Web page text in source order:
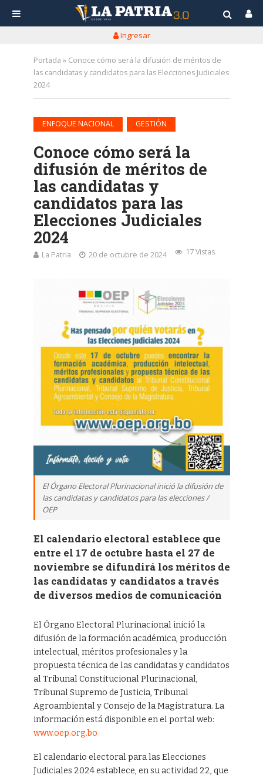
Ingresar
Portada » Conoce cómo será la difusión de méritos de
las candidatas y candidatos para las Elecciones Judiciales
2024
ENFOQUE NACIONAL GESTIÓN
Conoce cómo será la
difusión de méritos de
las candidatas y
candidatos para las
Elecciones Judiciales
2024
La Patria 20 de octubre de 2024 17 Vistas
El Órgano Electoral Plurinacional inició la difusión de
las candidatas y candidatos para las elecciones /
OEP
El calendario electoral establece que
entre el 17 de octubre hasta el 27 de
noviembre se difundirá los méritos de
las candidatas y candidatos a través
de diversos medios de comunicación
El Órgano Electoral Plurinacional inició la
difusión de la formación académica, producción
intelectual, méritos profesionales y la
propuesta técnica de las candidatas y candidatos
al Tribunal Constitucional Plurinacional,
Tribunal Supremo de Justicia, Tribunal
Agroambiental y Consejo de la Magistratura. La
información está disponible en el portal web:
www.oep.org.bo
El calendario electoral para las Elecciones
Judiciales 2024 establece, en su actividad 22, que